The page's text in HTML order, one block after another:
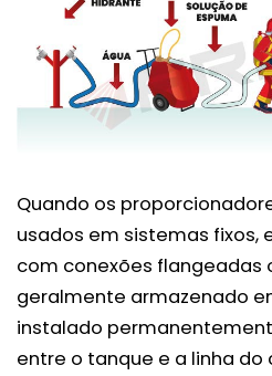
Quando os
usados em sistemas fixos,
com conexões flangeadas
geralmente armazenado
instalado
entre o tanque e a linha